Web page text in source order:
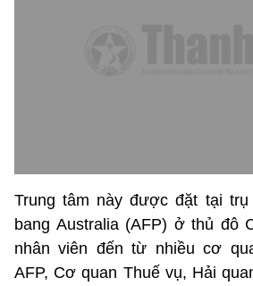
Trung tâm này được đặt tại
bang Australia (AFP) ở thủ đô
nhân viên đến từ nhiều cơ
AFP, Cơ quan Thuế vụ, Hải